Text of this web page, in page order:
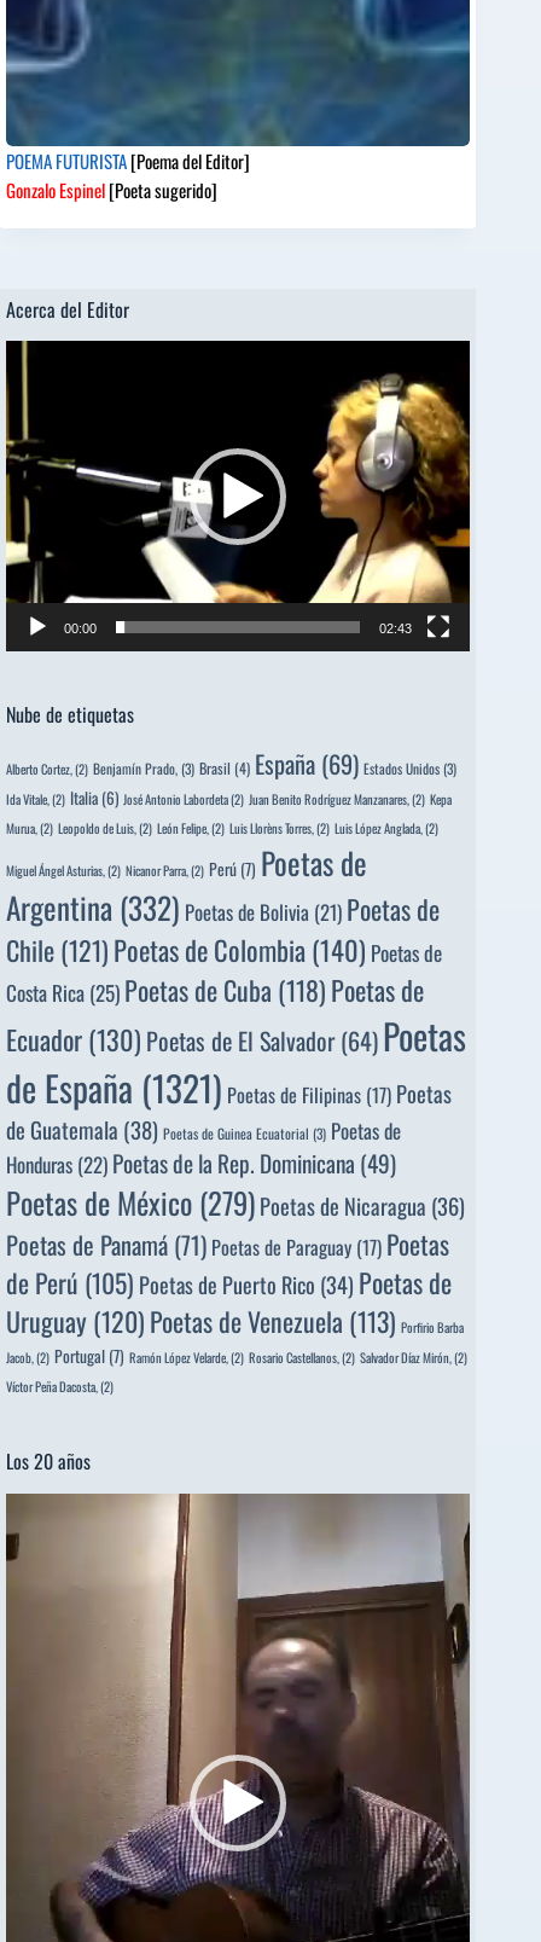
POEMA FUTURISTA[Poema del Editor]
Gonzalo Espinel[Poeta sugerido]
Acerca del Editor
de
00:00 02:43
Nube de etiquetas
Alberto Cortez,(2) Benjamín Prado,(3) Brasil (4) España (69) Estados Unidos(3)
Ida Vitale,(2) Italia (6) José Antonio Labordeta(2) Juan Benito Rodríguez Manzanares,(2) Kepa
Murua,(2) Leopoldo de Luis,(2) León Felipe,(2) Luis Llorèns Torres,(2) Luis López Anglada,(2)
Miguel Ángel Asturias,(2) Nicanor Parra,(2) Perú (7) Poetas de
Argentina(332) Poetas de Bolivia (21) Poetas de
Chile(121)Poetas de Colombia(140) Poetas de
Costa Rica(25)Poetas de Cuba (118)Poetas de
Ecuador(130) Poetas de El Salvador(64)Poetas
de España (1321) Poetas de Filipinas (17) Poetas
de Guatemala (38) Poetas de Guinea Ecuatorial (3) Poetas de
Honduras (22) Poetas de la Rep. Dominicana (49)
Poetas de México(279)Poetas de Nicaragua (36)
Poetas de Panamá (71) Poetas de Paraguay (17) Poetas
de Perú (105) Poetas de Puerto Rico (34) Poetas de
Uruguay(120)Poetas de Venezuela (113) Porfirio Barba
Jacob,(2) Portugal (7) Ramón López Velarde,(2) Rosario Castellanos,(2) Salvador Díaz Mirón,(2)
Víctor Peña Dacosta,(2)
Los 20 años
de
vídeo